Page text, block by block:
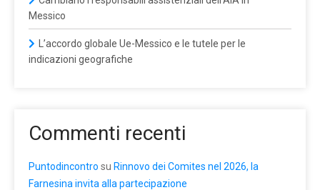
Messico
L’accordo globale Ue-Messico e le tutele per le
indicazioni geografiche
Commenti recenti
Puntodincontro su Rinnovo dei Comites nel 2026, la
Farnesina invita alla partecipazione